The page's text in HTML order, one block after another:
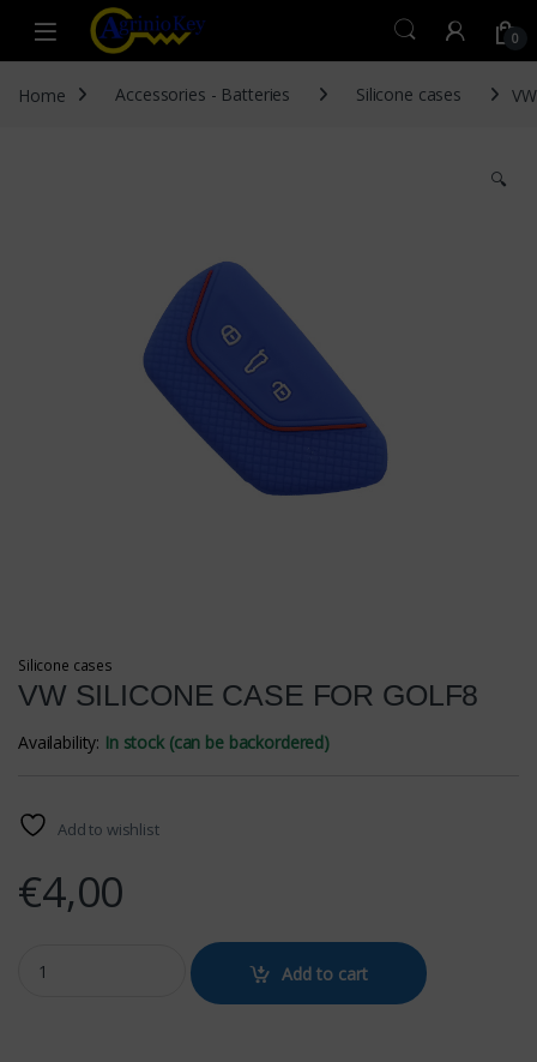
Skip to navigation
Skip to content
Open 0
Home Accessories - Batteries Silicone cases
🔍
Silicone cases
VW SILICONE CASE FOR GOLF8
Availability: In stock (can be backordered)
Add to wishlist
€4,00
VW SILICONE CASE FOR GOLF8 quantity
Add to cart